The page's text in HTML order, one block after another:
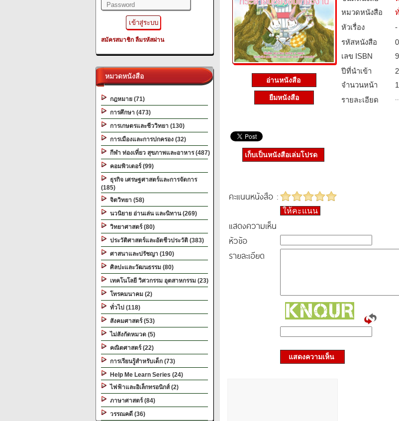
สมัครสมาชิก ลืมรหัสผ่าน
หมวดหนังสือ
กฎหมาย (71)
การศึกษา (473)
การเกษตรและชีววิทยา (130)
การเมืองและการปกครอง (32)
กีฬา ท่องเที่ยว สุขภาพและอาหาร (487)
คอมพิวเตอร์ (99)
ธุรกิจ เศรษฐศาสตร์และการจัดการ
(185)
จิตวิทยา (58)
นวนิยาย อ่านเล่น และนิทาน (269)
วิทยาศาสตร์ (80)
ประวัติศาสตร์และอัตชีวประวัติ (383)
ศาสนาและปรัชญา (190)
ศิลปะและวัฒนธรรม (80)
เทคโนโลยี วิศวกรรม อุตสาหกรรม (23)
โทรคมนาคม (2)
ทั่วไป (118)
สังคมศาสตร์ (53)
ไม่สังกัดหมวด (5)
คณิตศาสตร์ (22)
การเรียนรู้สำหรับเด็ก (73)
Help Me Learn Series (24)
ไฟฟ้าและอิเล็กทรอนิกส์ (2)
ภาษาศาสตร์ (84)
วรรณคดี (36)
อ่านหนังสือ
ยืมหนังสือ
หมวดหนังสือ­
หัวเรื่อง
-
รหัสหนังสือ­
เลข ISBN
ปีที่นำเข้า
จำนวนหน้า
รายละเอียด
เก็บเป็นหนังสือเล่มโปรด
คะแนนหนังสือ :
ให้คะแนน
แสดงความเห็น
หัวข้อ
รายละเอียด
แสดงความเห็น